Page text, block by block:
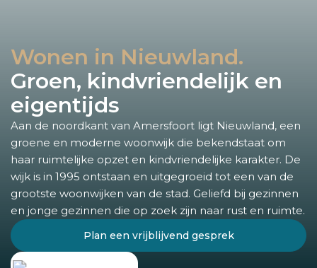
Wonen in Nieuwland.
Groen, kindvriendelijk en
eigentijds
Aan de noordkant van Amersfoort ligt Nieuwland, een
groene en moderne woonwijk die bekendstaat om
haar ruimtelijke opzet en kindvriendelijke karakter. De
wijk is in 1995 ontstaan en uitgegroeid tot een van de
grootste woonwijken van de stad. Geliefd bij gezinnen
en jonge gezinnen die op zoek zijn naar rust en ruimte.
Plan een vrijblijvend gesprek